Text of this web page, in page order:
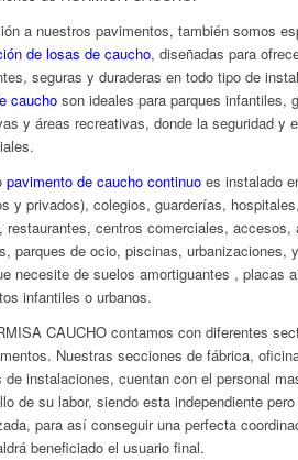
a nuestros pavimentos, también somos
de losas de caucho, diseñadas para
seguras y duraderas en todo tipo de
cauchoson ideales para parques infantiles,
y áreas recreativas, donde la seguridad y
pavimento de caucho continuoes instalado
y privados), colegios, guarderías,
restaurantes, centros comerciales, accesos,
parques de ocio, piscinas, urbanizaciones,
necesite de suelos amortiguantes , placas
infantiles o urbanos.
CAUCHO contamos con diferentes
Nuestras secciones de fábrica,
de instalaciones, cuentan con el personal
de su labor, siendo esta independiente
para así conseguir una perfecta
beneficiado el usuario final.